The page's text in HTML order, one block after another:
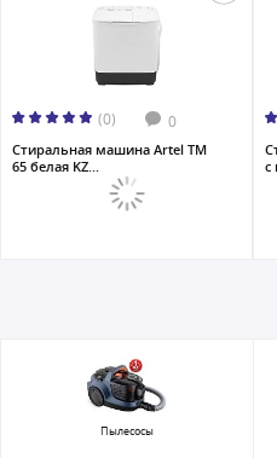
(0) 0
Стиральная машина Artel TM
65 белая KZ...
с
Пылесосы